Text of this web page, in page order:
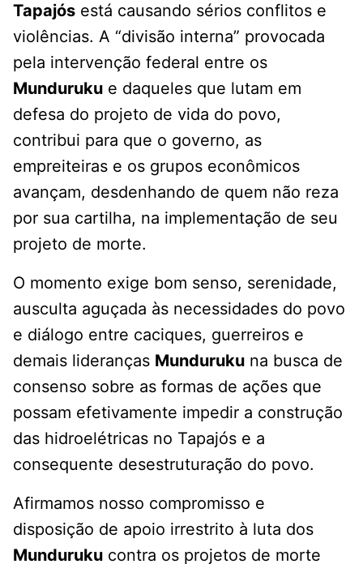
Tapajós está causando sérios conflitos e
violências. A “divisão interna” provocada
pela intervenção federal entre os
Munduruku e daqueles que lutam em
defesa do projeto de vida do povo,
contribui para que o governo, as
empreiteiras e os grupos econômicos
avançam, desdenhando de quem não reza
por sua cartilha, na implementação de seu
projeto de morte.
O momento exige bom senso, serenidade,
ausculta aguçada às necessidades do povo
e diálogo entre caciques, guerreiros e
demais lideranças Munduruku na busca de
consenso sobre as formas de ações que
possam efetivamente impedir a construção
das hidroelétricas no Tapajós e a
consequente desestruturação do povo.
Afirmamos nosso compromisso e
disposição de apoio irrestrito à luta dos
Munduruku contra os projetos de morte